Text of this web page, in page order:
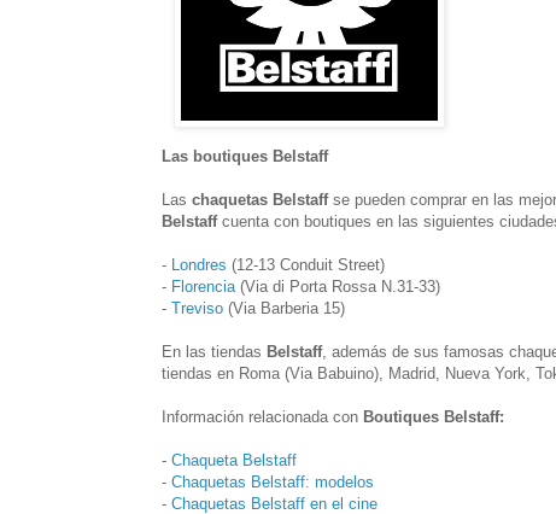
Las boutiques Belstaff
Las chaquetas Belstaffse pueden comprar en las
Belstaffcuenta con boutiques en las siguientes
- Londres (12-13 Conduit Street)
- Florencia (Via di Porta Rossa N.31-33)
- Treviso (Via Barberia 15)
En las tiendas Belstaff, además de sus famosas
tiendas en Roma (Via Babuino), Madrid, Nueva York,
Información relacionada con Boutiques Belstaff:
- Chaqueta Belstaff
- Chaquetas Belstaff: modelos
- Chaquetas Belstaff en el cine